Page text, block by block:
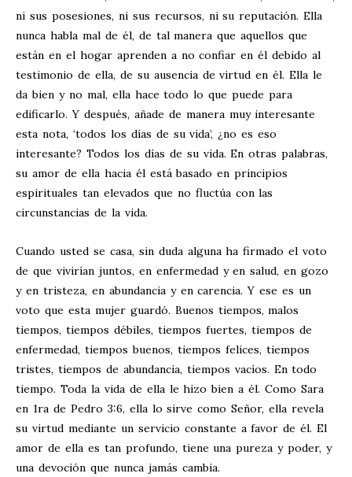
ni sus posesiones, ni sus recursos, ni su reputación. Ella
nunca habla mal de él, de tal manera que aquellos que
están en el hogar aprenden a no confiar en él debido al
testimonio de ella, de su ausencia de virtud en él. Ella le
da bien y no mal, ella hace todo lo que puede para
edificarlo. Y después, añade de manera muy interesante
esta nota, ‘todos los días de su vida’, ¿no es eso
interesante? Todos los días de su vida. En otras palabras,
su amor de ella hacia él está basado en principios
espirituales tan elevados que no fluctúa con las
circunstancias de la vida.
Cuando usted se casa, sin duda alguna ha firmado el voto
de que vivirían juntos, en enfermedad y en salud, en gozo
y en tristeza, en abundancia y en carencia. Y ese es un
voto que esta mujer guardó. Buenos tiempos, malos
tiempos, tiempos débiles, tiempos fuertes, tiempos de
enfermedad, tiempos buenos, tiempos felices, tiempos
tristes, tiempos de abundancia, tiempos vacíos. En todo
tiempo. Toda la vida de ella le hizo bien a él. Como Sara
en 1ra de Pedro 3:6, ella lo sirve como Señor, ella revela
su virtud mediante un servicio constante a favor de él. El
amor de ella es tan profundo, tiene una pureza y poder, y
una devoción que nunca jamás cambia.